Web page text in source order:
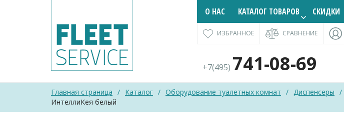
О НАС КАТАЛОГ ТОВАРОВ СКИДКИ
ИЗБРАННОЕ СРАВНЕНИЕ
+7(495) 741-08-69
Главная страница / Каталог / Оборудование туалетных комнат / Диспенсеры /
ИнтеллиКея белый